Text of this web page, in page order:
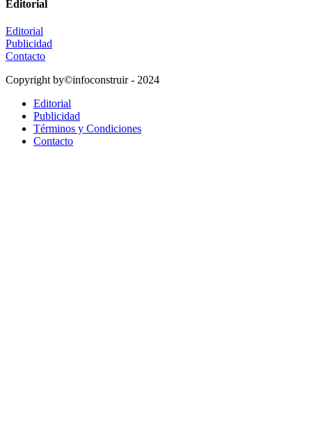
Editorial
Editorial
Publicidad
Contacto
Copyright by©infoconstruir - 2024
Editorial
Publicidad
Términos y Condiciones
Contacto